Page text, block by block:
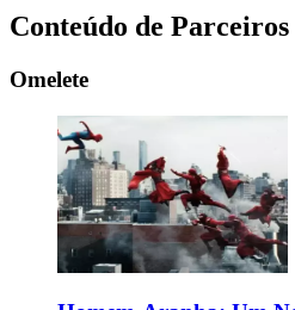
Conteúdo de Parceiros
Omelete